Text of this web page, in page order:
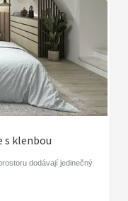
s klenbou
dodávají jedinečný